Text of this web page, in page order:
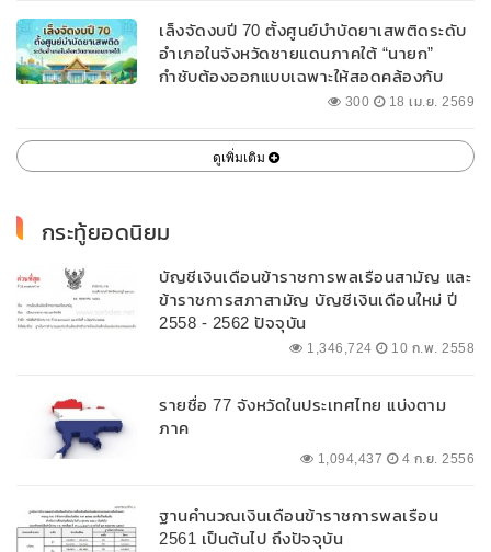
เล็งจัดงบปี 70 ตั้งศูนย์บำบัดยาเสพติดระดับ
อำเภอในจังหวัดชายแดนภาคใต้ “นายก”
กำชับต้องออกแบบเฉพาะให้สอดคล้องกับ
300 18 เม.ย. 2569
ดูเพิ่มเติม
กระทู้ยอดนิยม
บัญชีเงินเดือนข้าราชการพลเรือนสามัญ และ
ข้าราชการสภาสามัญ บัญชีเงินเดือนใหม่ ปี
2558 - 2562 ปัจจุบัน
1,346,724 10 ก.พ. 2558
รายชื่อ 77 จังหวัดในประเทศไทย แบ่งตาม
ภาค
1,094,437 4 ก.ย. 2556
ฐานคำนวณเงินเดือนข้าราชการพลเรือน
2561 เป็นต้นไป ถึงปัจจุบัน